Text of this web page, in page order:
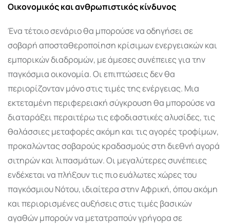
Οικονομικός και ανθρωπιστικός κίνδυνος
Ένα τέτοιο σενάριο θα μπορούσε να οδηγήσει σε
σοβαρή αποσταθεροποίηση κρίσιμων ενεργειακών και
εμπορικών διαδρομών, με άμεσες συνέπειες για την
παγκόσμια οικονομία. Οι επιπτώσεις δεν θα
περιορίζονταν μόνο στις τιμές της ενέργειας. Μια
εκτεταμένη περιφερειακή σύγκρουση θα μπορούσε να
διαταράξει περαιτέρω τις εφοδιαστικές αλυσίδες, τις
θαλάσσιες μεταφορές ακόμη και τις αγορές τροφίμων,
προκαλώντας σοβαρούς κραδασμούς στη διεθνή αγορά
σιτηρών και λιπασμάτων. Οι μεγαλύτερες συνέπειες
ενδέχεται να πλήξουν τις πιο ευάλωτες χώρες του
παγκόσμιου Νότου, ιδιαίτερα στην Αφρική, όπου ακόμη
και περιορισμένες αυξήσεις στις τιμές βασικών
αγαθών μπορούν να μετατραπούν γρήγορα σε